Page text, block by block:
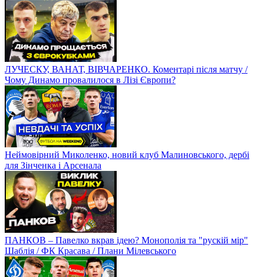
ЛУЧЕСКУ, ВАНАТ, ВІВЧАРЕНКО. Коментарі після матчу /
Чому Динамо провалилося в Лізі Європи?
Неймовірний Миколенко, новий клуб Малиновського, дербі
для Зінченка і Арсенала
ПАНКОВ – Павелко вкрав ідею? Монополія та "рускій мір"
Шаблія / ФК Красава / Плани Мілевського